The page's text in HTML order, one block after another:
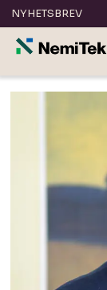
NYHETSBREV
Tag: